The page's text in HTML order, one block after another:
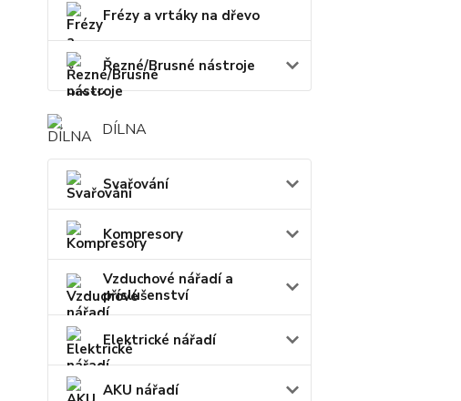
Frézy a vrtáky na dřevo
Řezné/Brusné nástroje
DÍLNA
Svařování
Kompresory
Vzduchové nářadí a
příslušenství
Elektrické nářadí
AKU nářadí